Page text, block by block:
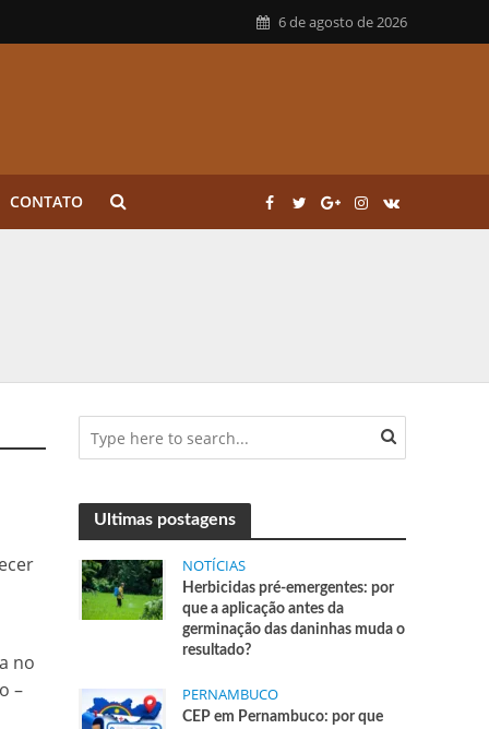
6 de agosto de 2026
CONTATO
no
–
Ultimas postagens
NOTÍCIAS
Herbicidas pré-emergentes: por
que a aplicação antes da
germinação das daninhas muda o
resultado?
PERNAMBUCO
CEP em Pernambuco: por que